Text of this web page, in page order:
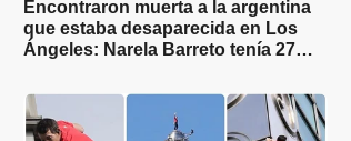
Encontraron muerta a la argentina
que estaba desaparecida en Los
Ángeles: Narela Barreto tenía 27